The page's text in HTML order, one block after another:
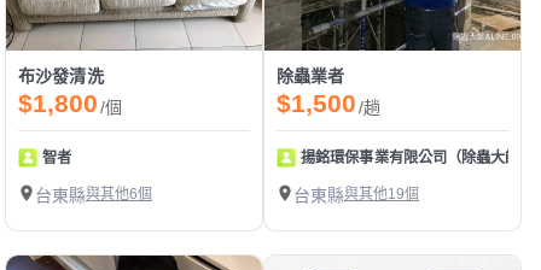
布沙發清洗
$1,800/個
智者
台東縣與其他6個
除蟲業者
$1,500/趟
揚銘環保事業有限公司（除蟲大師：
台東縣與其他19個